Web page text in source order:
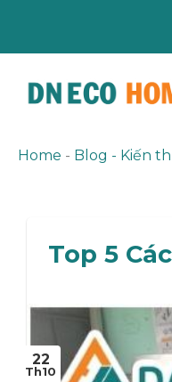
content
Home - Blog - Kiến
Top 5
22
Th10